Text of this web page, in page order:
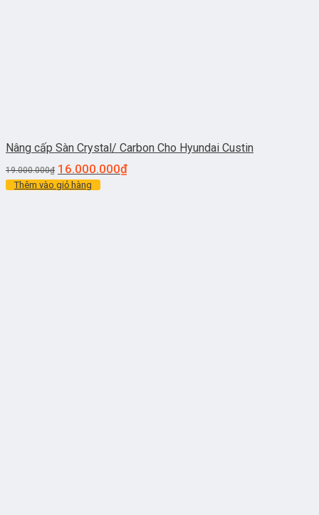
Nâng cấp Sàn Crystal/ Carbon Cho Hyundai Custin
19.000.000₫ 16.000.000₫
Thêm vào giỏ hàng